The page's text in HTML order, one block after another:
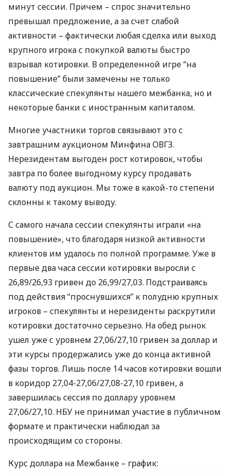
минут сессии. Причем – спрос значительно
превышал предложение, а за счет слабой
активности – фактически любая сделка или выход
крупного игрока с покупкой валюты быстро
взрывал котировки. В определенной игре “на
повышение” были замечены не только
классические спекулянты нашего межбанка, но и
некоторые банки с иностранным капиталом.
Многие участники торгов связывают это с
завтрашним аукционом МинфинаОВГЗ.
Нерезидентам выгоден рост котировок, чтобы
завтра по более выгодному курсу продавать
валюту под аукцион. Мы тоже в какой-то степени
склонны к такому выводу.
С самого начала сессии спекулянты играли «на
повышение», что благодаря низкой активности
клиентов им удалось по полной программе. Уже в
первые два часа сессии котировки выросли с
26,89/26,93 гривен до 26,99/27,03. Подстраиваясь
под действия “проснувшихся” к полудню крупных
игроков – спекулянты и нерезиденты раскрутили
котировки достаточно серьезно. На обед рынок
ушел уже с уровнем 27,06/27,10 гривен за доллар и
эти курсы продержались уже до конца активной
фазы торгов. Лишь после 14 часов котировки вошли
в коридор 27,04-27,06/27,08-27,10 гривен, а
завершилась сессия по доллару уровнем
27,06/27,10. НБУ не принимал участие в публичном
формате и практически наблюдал за
происходящим со стороны.
Курс доллара на Межбанке – график: